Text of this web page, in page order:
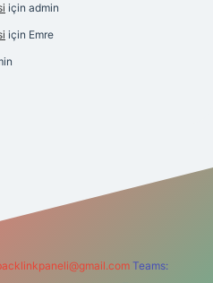
için admin
için Emre
Teams: